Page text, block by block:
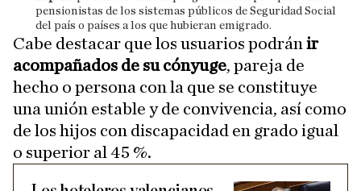
pensionistas de los sistemas públicos de Seguridad Social
del país o países a los que hubieran emigrado.
Cabe destacar que los usuarios podrán ir
acompañados de su cónyuge, pareja de
hecho o persona con la que se constituye
una unión estable y de convivencia, así como
de los hijos con discapacidad en grado igual
o superior al 45 %.